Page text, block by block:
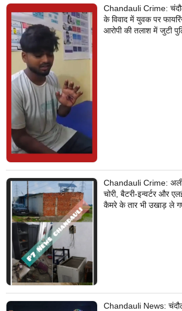
Chandauli Crime:
के विवाद में युवक पर
आरोपी की तलाश में जुटी
Chandauli Crime:
चोरी, बैटरी-इन्वर्टर और
कैमरे के तार भी उखाड़ ले
Chandauli News: